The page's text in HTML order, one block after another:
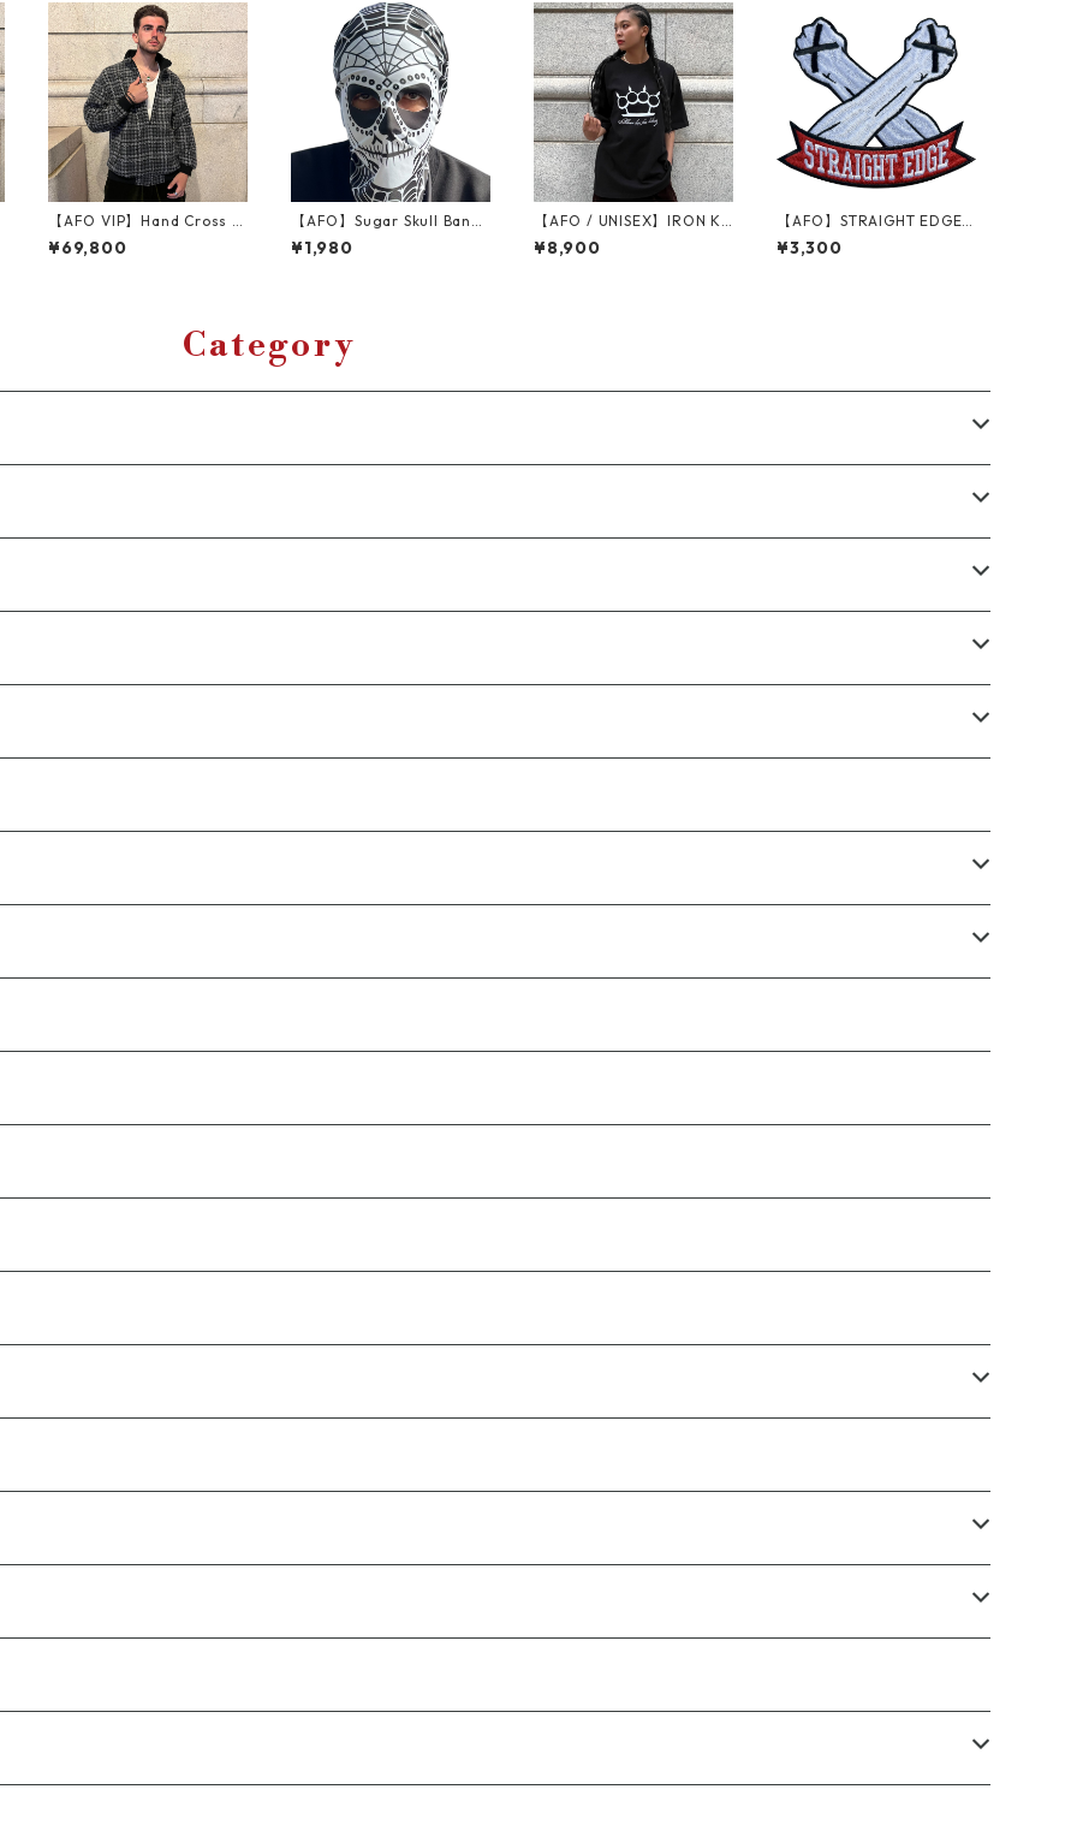
【AFO VIP】Hand Cross K
nit Jacket / ニット セータ
ー ジャケット グレー
¥69,800
【AFO】Sugar Skull Banda
na ： 8WAY【SPIDER BLAC
K】タテ約55mm/ヨコ55mm
¥1,980
【AFO / UNISEX】IRON KN
UCKLE TEE / アイアン ナッ
クル Tシャツ
¥8,900
【AFO】STRAIGHT EDGE
WAPPEN 【ゆうパケット配
送対象商品】ストレートエ
¥3,300
Category